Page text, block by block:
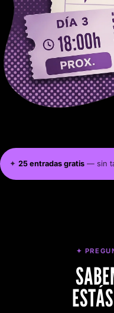
✦ 25 entradas gratis — sin
✦